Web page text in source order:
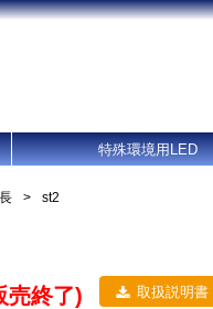
特殊環境用LED
> st2
売終了) 取扱説明書